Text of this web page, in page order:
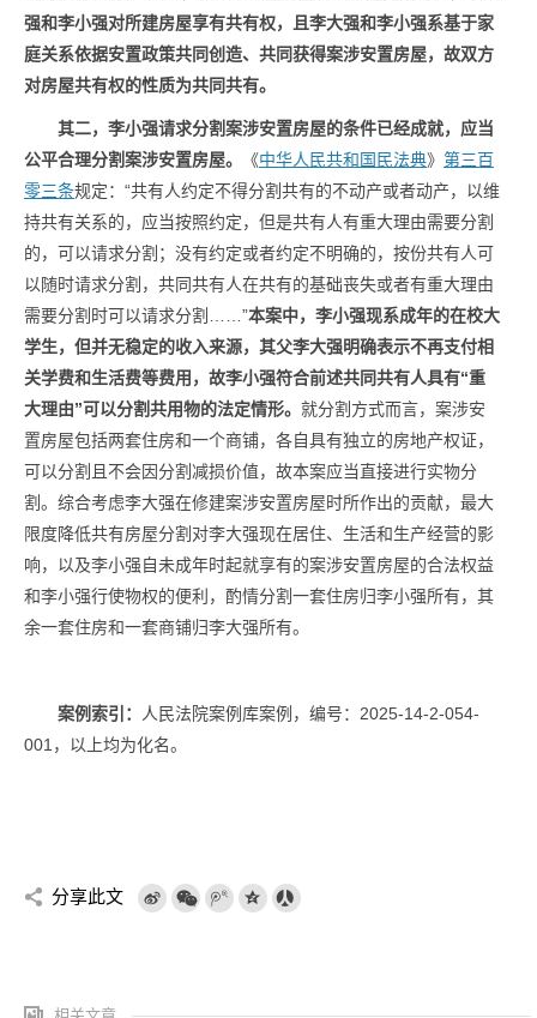
强和李小强对所建房屋享有共有权，且李大强和李小强系基于家
庭关系依据安置政策共同创造、共同获得案涉安置房屋，故双方
对房屋共有权的性质为共同共有。
其二，李小强请求分割案涉安置房屋的条件已经成就，应当
公平合理分割案涉安置房屋。
《中华人民共和国民法典》 第三百
零三条规定：“共有人约定不得分割共有的不动产或者动产，以维
持共有关系的，应当按照约定，但是共有人有重大理由需要分割
的，可以请求分割；没有约定或者约定不明确的，按份共有人可
以随时请求分割，共同共有人在共有的基础丧失或者有重大理由
需要分割时可以请求分割……”本案中，李小强现系成年的在校大
学生，但并无稳定的收入来源，其父李大强明确表示不再支付相
关学费和生活费等费用，故李小强符合前述共同共有人具有“重
大理由”可以分割共用物的法定情形。 就分割方式而言，案涉安
置房屋包括两套住房和一个商铺，各自具有独立的房地产权证，
可以分割且不会因分割减损价值，故本案应当直接进行实物分
割。综合考虑李大强在修建案涉安置房屋时所作出的贡献，最大
限度降低共有房屋分割对李大强现在居住、生活和生产经营的影
响，以及李小强自未成年时起就享有的案涉安置房屋的合法权益
和李小强行使物权的便利，酌情分割一套住房归李小强所有，其
余一套住房和一套商铺归李大强所有。
案例索引：
人民法院案例库案例，编号：2025-14-2-054-
001，以上均为化名。
分享此文